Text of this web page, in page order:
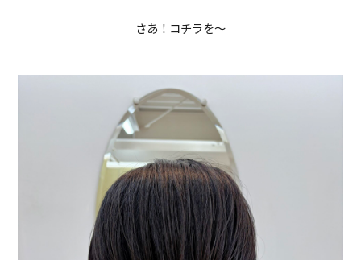
さあ！コチラを〜